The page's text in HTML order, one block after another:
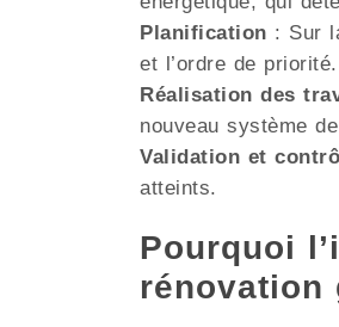
Planification : Sur
et l’ordre de priorité.
Réalisation des
nouveau système
Validation et
atteints.
Pourquoi
rénovation